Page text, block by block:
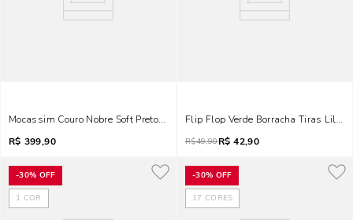
Mocassim Couro Nobre Soft Preto Salto Grosso
R$ 399,90
Flip Flop Verde Borracha Tiras Lilás
R$49,90R$ 42,90
-30% OFF
1 COR
-30% OFF
17 CORES